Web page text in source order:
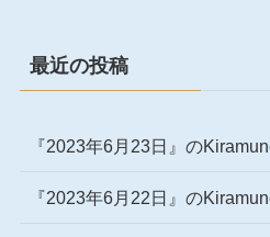
最近の投稿
『2023年6月23日』の
『2023年6月22日』の